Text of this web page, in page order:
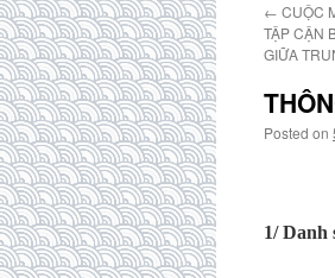
← CUỘC
TẬP CẬN
GIỮA
Posted on
1/ Danh